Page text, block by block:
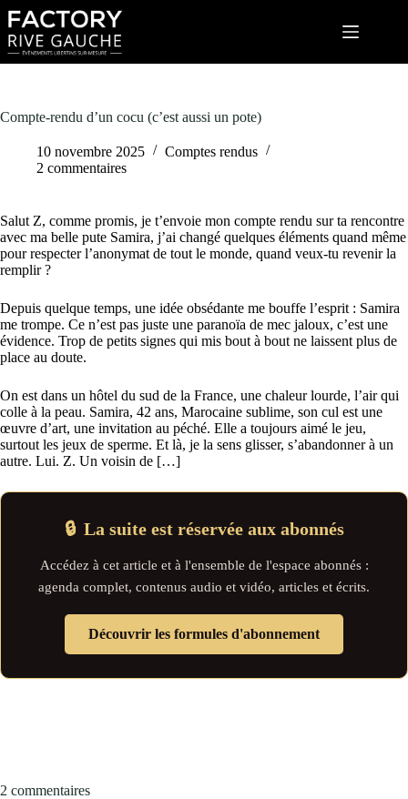
Passer
au
contenu
Compte-rendu d’un cocu (c’est aussi un pote)
10 novembre 2025
Comptes rendus
2 commentaires
Salut Z, comme promis, je t’envoie mon compte rendu sur ta rencontre
avec ma belle pute Samira, j’ai changé quelques éléments quand même
pour respecter l’anonymat de tout le monde, quand veux-tu revenir la
remplir ?
Depuis quelque temps, une idée obsédante me bouffe l’esprit : Samira
me trompe. Ce n’est pas juste une paranoïa de mec jaloux, c’est une
évidence. Trop de petits signes qui mis bout à bout ne laissent plus de
place au doute.
On est dans un hôtel du sud de la France, une chaleur lourde, l’air qui
colle à la peau. Samira, 42 ans, Marocaine sublime, son cul est une
œuvre d’art, une invitation au péché. Elle a toujours aimé le jeu,
surtout les jeux de sperme. Et là, je la sens glisser, s’abandonner à un
autre. Lui. Z. Un voisin de […]
🔒 La suite est réservée aux abonnés
Accédez à cet article et à l'ensemble de l'espace abonnés :
agenda complet, contenus audio et vidéo, articles et écrits.
Découvrir les formules d'abonnement
2 commentaires